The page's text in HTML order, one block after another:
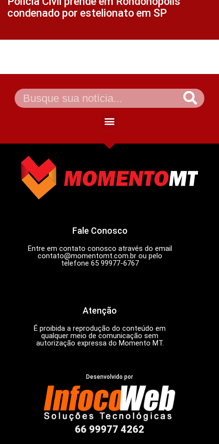
condenado por estelionato em SP
Fale Conosco
Entre em contato conosco através do email
contato@momentomt.com.brou pelo
telefone 65 99977-6767
Atenção
É proibida a reprodução do conteúdo em
qualquer meio de comunicação sem
autorização expressa do Momento MT.
Desenvolvido por
66 99977 4262